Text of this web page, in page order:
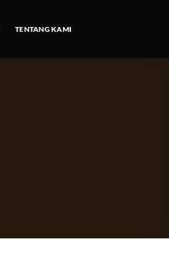
TENTANG KAMI